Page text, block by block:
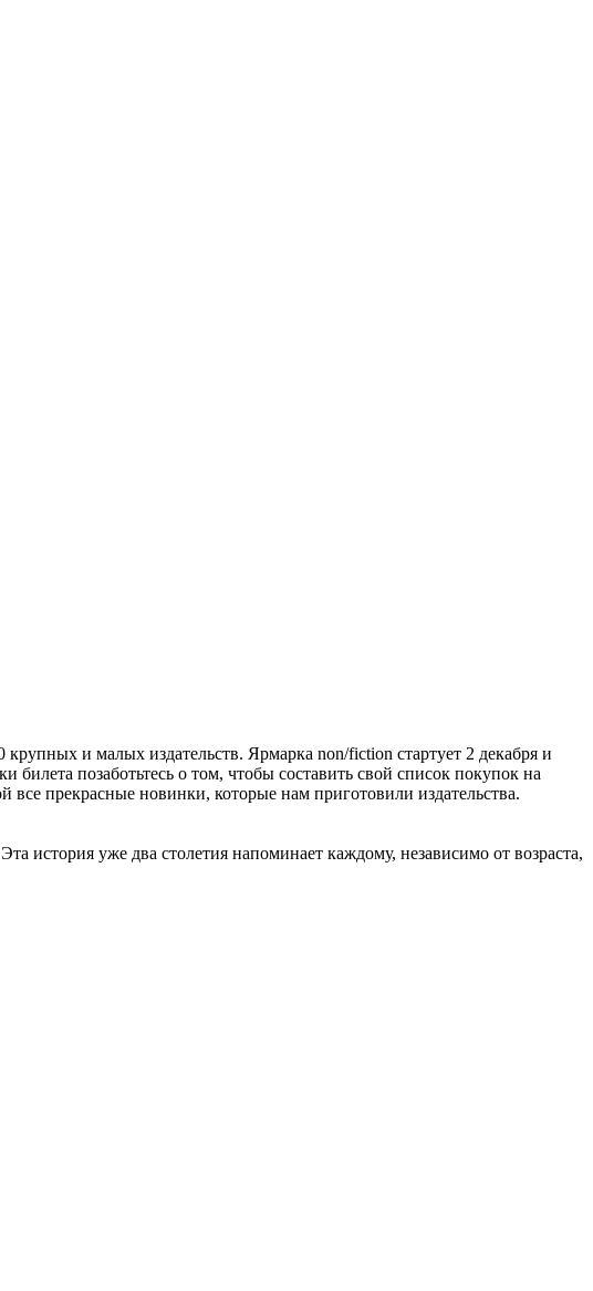
и малых издательств. Ярмарка non/fiction стартует 2 декабря и
позаботьтесь о том, чтобы составить свой список покупок на
все прекрасные новинки, которые нам приготовили издательства.
уже два столетия напоминает каждому, независимо от возраста,